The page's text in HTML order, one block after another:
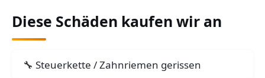
Diese Schäden kaufen wir an
Steuerkette / Zahnriemen gerissen